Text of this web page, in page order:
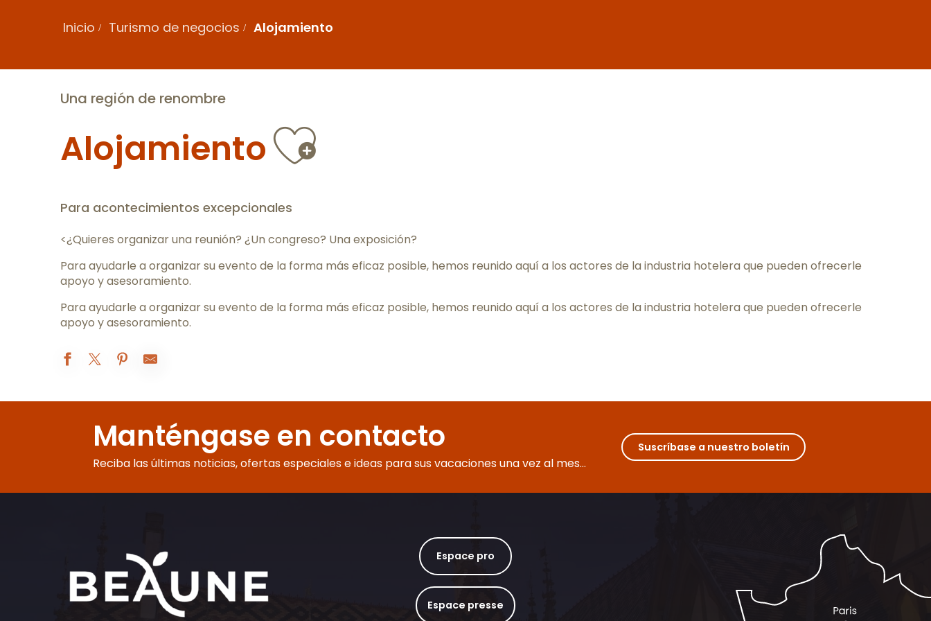
Inicio Turismo de negocios Alojamiento
Una región de renombre
AlojamientoAjouter aux favoris
Para acontecimientos excepcionales
<¿Quieres organizar una reunión? ¿Un congreso? Una exposición?
Para ayudarle a organizar su evento de la forma más eficaz posible, hemos reunido aquí a los actores de la industria hotelera que pueden ofrecerle
apoyo y asesoramiento.
Para ayudarle a organizar su evento de la forma más eficaz posible, hemos reunido aquí a los actores de la industria hotelera que pueden ofrecerle
apoyo y asesoramiento.
Hostellerie de Levernois
Camping de Santenay
La Maison des Courtines - Le Clos des Mouches
Hôtel voco Beaune - Cité des Vins
Manténgase en contacto
Reciba las últimas noticias, ofertas especiales e ideas para sus vacaciones una vez al mes...
Suscríbase a nuestro boletín
Espace pro
Espace presse